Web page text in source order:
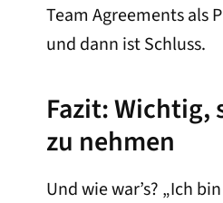
Team Agreements als
und dann ist Schluss.
Fazit: Wichtig,
zu nehmen
Und wie war’s? „Ich